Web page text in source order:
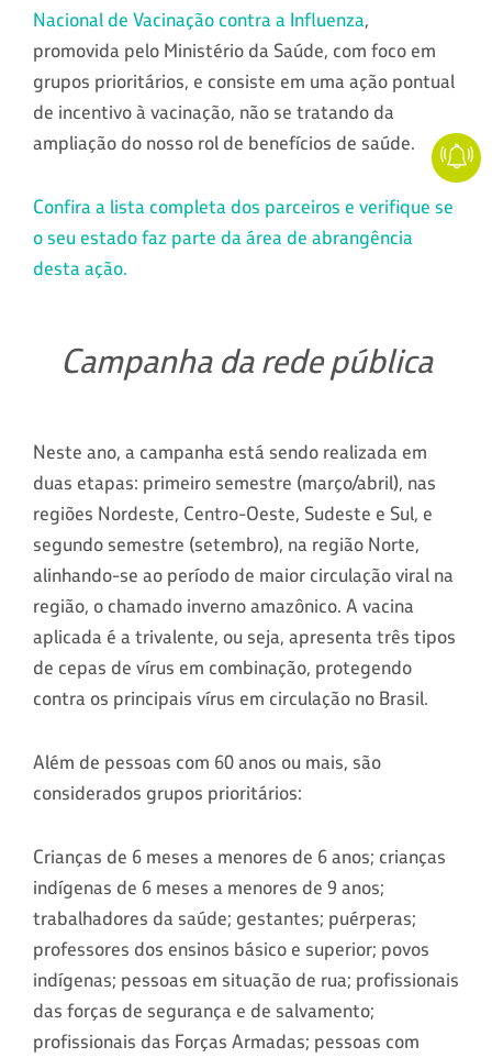
Nacional de Vacinação contra a Influenza,
promovida pelo Ministério da Saúde, com foco em
grupos prioritários, e consiste em uma ação pontual
de incentivo à vacinação, não se tratando da
ampliação do nosso rol de benefícios de saúde.
Confira a lista completa dos parceiros e verifique se
o seu estado faz parte da área de abrangência
desta ação.
Campanha da rede pública
Neste ano, a campanha está sendo realizada em
duas etapas: primeiro semestre (março/abril), nas
regiões Nordeste, Centro-Oeste, Sudeste e Sul, e
segundo semestre (setembro), na região Norte,
alinhando-se ao período de maior circulação viral na
região, o chamado inverno amazônico. A vacina
aplicada é a trivalente, ou seja, apresenta três tipos
de cepas de vírus em combinação, protegendo
contra os principais vírus em circulação no Brasil.
Além de pessoas com 60 anos ou mais, são
considerados grupos prioritários:
Crianças de 6 meses a menores de 6 anos; crianças
indígenas de 6 meses a menores de 9 anos;
trabalhadores da saúde; gestantes; puérperas;
professores dos ensinos básico e superior; povos
indígenas; pessoas em situação de rua; profissionais
das forças de segurança e de salvamento;
profissionais das Forças Armadas; pessoas com